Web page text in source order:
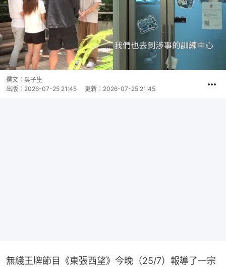
撰文： 吳子生
出版： 2026-07-25 21:45 更新： 2026-07-25 21:45
無綫王牌節目《東張西望》今晚（25/7）報導了一宗